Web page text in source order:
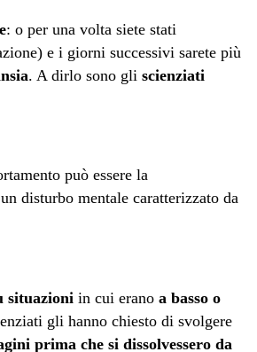
: o per una volta siete stati
e i giorni successivi sarete più
. A dirlo sono gli scienziati
può essere la
disturbo mentale caratterizzato da
situazioni in cui erano a basso o
gli hanno chiesto di svolgere
prima che si dissolvessero da